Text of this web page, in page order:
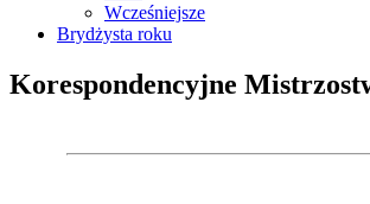
Wcześniejsze
Brydżysta roku
Korespondencyjne